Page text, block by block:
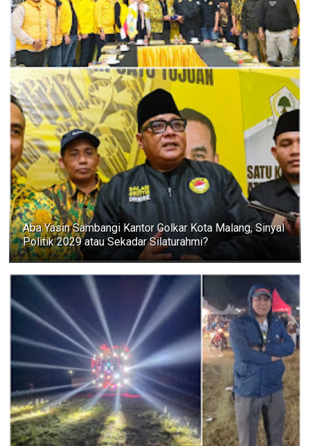
Aba Yasin Sambangi Kantor Golkar Kota Malang, Sinyal
Politik 2029 atau Sekadar Silaturahmi?